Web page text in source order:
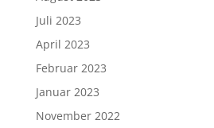
Juli 2023
April 2023
Februar 2023
Januar 2023
November 2022